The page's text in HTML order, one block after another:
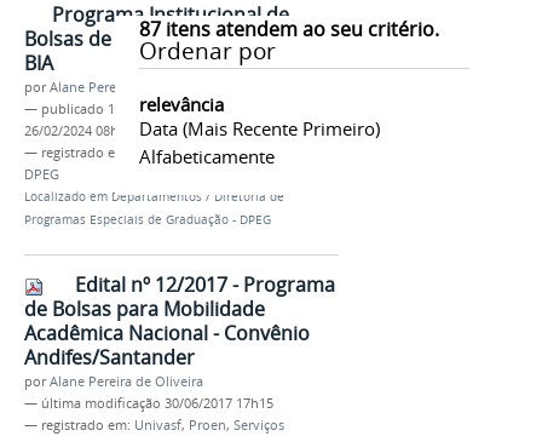
87itens atendem ao seu critério.
Ordenar por
relevância
Data (mais Recente Primeiro)
Alfabeticamente
Programa Institucional de
Bolsas de Incentivo Acadêmico -
BIA
porAlane Pereira de Oliveira
— publicado 10/03/2017—última modificação
26/02/2024 08h23
— registrado em:
Univasf,Proen,Departamentos
DPEG
Localizado em Departamentos / Diretoria de
Programas Especiais de Graduação - DPEG
Edital nº 12/2017 - Programa
de Bolsas para Mobilidade
Acadêmica Nacional - Convênio
Andifes/Santander
porAlane Pereira de Oliveira
— última modificação 30/06/2017 17h15
— registrado em: Univasf, Proen, Serviços